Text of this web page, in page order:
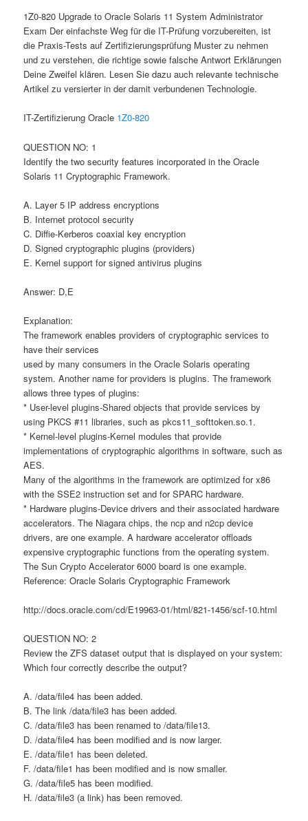
1Z0-820 Upgrade to Oracle Solaris 11 System Administrator
Exam Der einfachste Weg für die IT-Prüfung vorzubereiten, ist
die Praxis-Tests auf Zertifizierungsprüfung Muster zu nehmen
und zu verstehen, die richtige sowie falsche Antwort Erklärungen
Deine Zweifel klären. Lesen Sie dazu auch relevante technische
Artikel zu versierter in der damit verbundenen Technologie.
IT-Zertifizierung Oracle 1Z0-820
QUESTION NO: 1
Identify the two security features incorporated in the Oracle
Solaris 11 Cryptographic Framework.
A. Layer 5 IP address encryptions
B. Internet protocol security
C. Diffie-Kerberos coaxial key encryption
D. Signed cryptographic plugins (providers)
E. Kernel support for signed antivirus plugins
Answer: D,E
Explanation:
The framework enables providers of cryptographic services to
have their services
used by many consumers in the Oracle Solaris operating
system. Another name for providers is plugins. The framework
allows three types of plugins:
* User-level plugins-Shared objects that provide services by
using PKCS #11 libraries, such as pkcs11_softtoken.so.1.
* Kernel-level plugins-Kernel modules that provide
implementations of cryptographic algorithms in software, such as
AES.
Many of the algorithms in the framework are optimized for x86
with the SSE2 instruction set and for SPARC hardware.
* Hardware plugins-Device drivers and their associated hardware
accelerators. The Niagara chips, the ncp and n2cp device
drivers, are one example. A hardware accelerator offloads
expensive cryptographic functions from the operating system.
The Sun Crypto Accelerator 6000 board is one example.
Reference: Oracle Solaris Cryptographic Framework
http://docs.oracle.com/cd/E19963-01/html/821-1456/scf-10.html
QUESTION NO: 2
Review the ZFS dataset output that is displayed on your system:
Which four correctly describe the output?
A. /data/file4 has been added.
B. The link /data/file3 has been added.
C. /data/file3 has been renamed to /data/file13.
D. /data/file4 has been modified and is now larger.
E. /data/file1 has been deleted.
F. /data/file1 has been modified and is now smaller.
G. /data/file5 has been modified.
H. /data/file3 (a link) has been removed.